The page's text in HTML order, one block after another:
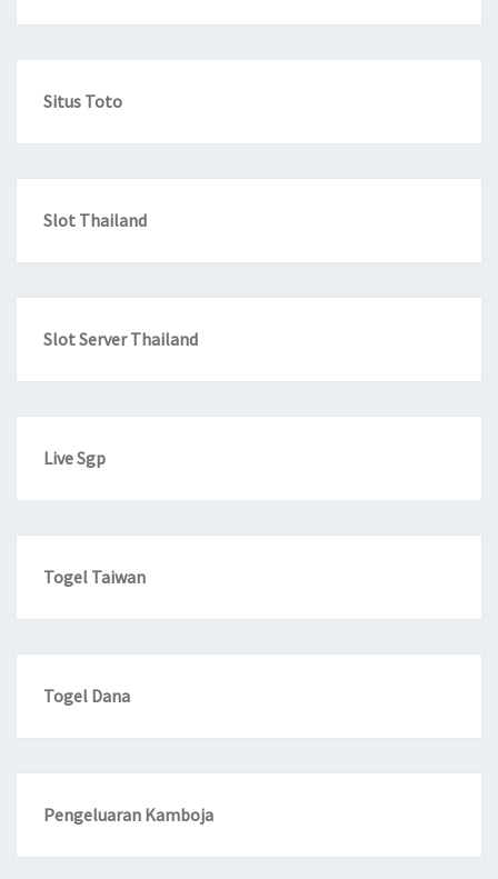
Situs Toto
Slot Thailand
Slot Server Thailand
Live Sgp
Togel Taiwan
Togel Dana
Pengeluaran Kamboja